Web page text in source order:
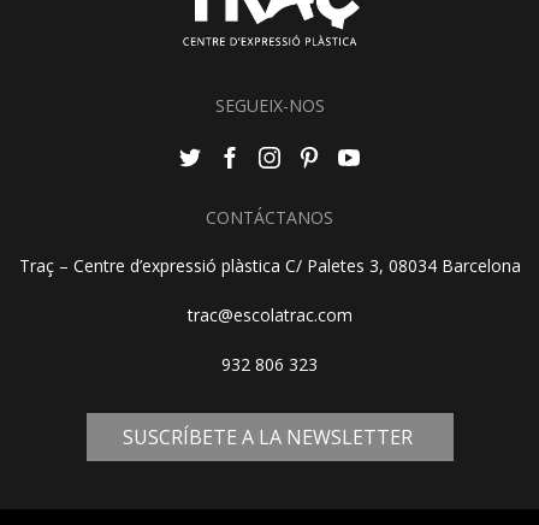
SEGUEIX-NOS
CONTÁCTANOS
Traç – Centre d’expressió plàstica C/ Paletes 3, 08034 Barcelona
trac@escolatrac.com
932 806 323
SUSCRÍBETE A LA NEWSLETTER